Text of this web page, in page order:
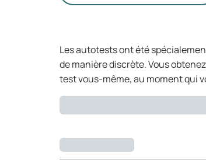
Les autotests ont été
de manière discrète. Vous
test vous-même, au moment qui